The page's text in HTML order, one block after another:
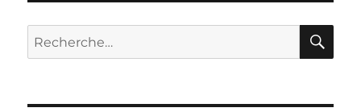
Recherche
pour :